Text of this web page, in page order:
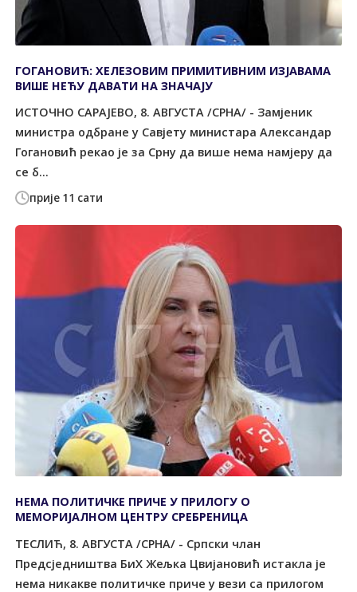
прије 11 сати
ГОГАНОВИЋ: ХЕЛЕЗОВИМ ПРИМИТИВНИМ ИЗЈАВАМА
ВИШЕ НЕЋУ ДАВАТИ НА ЗНАЧАЈУ
ИСТОЧНО САРАЈЕВО, 8. АВГУСТА /СРНА/ - Замјеник
министра одбране у Савјету министара Александар
Гогановић рекао је за Срну да више нема намјеру да
се б...
НЕМА ПОЛИТИЧКЕ ПРИЧЕ У ПРИЛОГУ О
МЕМОРИЈАЛНОМ ЦЕНТРУ СРЕБРЕНИЦА
ТЕСЛИЋ, 8. АВГУСТА /СРНА/ - Српски члан
Предсједништва БиХ Жељка Цвијановић истакла је
нема никакве политичке приче у вези са прилогом